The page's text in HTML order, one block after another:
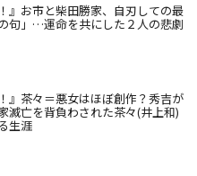
』お市と柴田勝家、自刃しての最
句」…運命を共にした２人の悲劇
』茶々＝悪女はほぼ創作？秀吉が
滅亡を背負わされた茶々(井上和)
生涯